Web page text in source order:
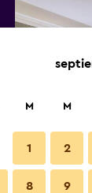
M M
1 2
8 9